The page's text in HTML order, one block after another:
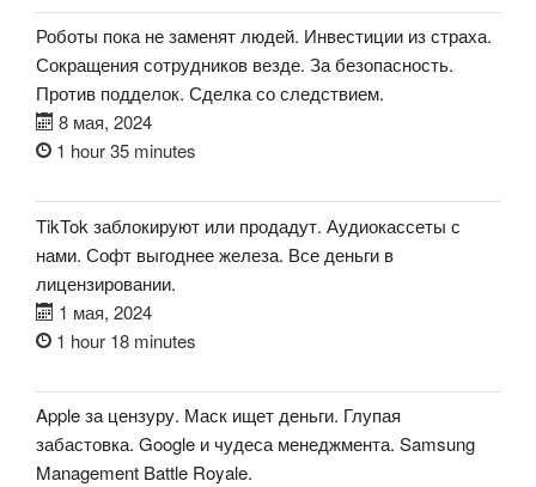
Роботы пока не заменят людей. Инвестиции из страха.
Сокращения сотрудников везде. За безопасность.
Против подделок. Сделка со следствием.
8 мая, 2024
1 hour 35 minutes
TikTok заблокируют или продадут. Аудиокассеты с
нами. Софт выгоднее железа. Все деньги в
лицензировании.
1 мая, 2024
1 hour 18 minutes
Apple за цензуру. Маск ищет деньги. Глупая
забастовка. Google и чудеса менеджмента. Samsung
Management Battle Royale.